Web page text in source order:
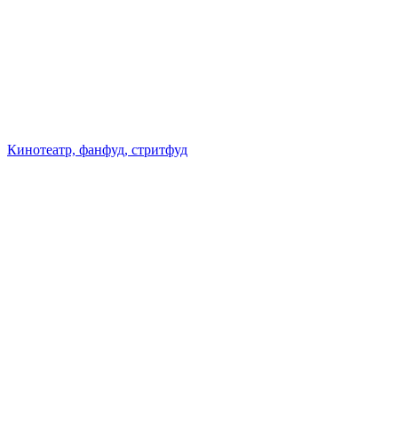
Кинотеатр, фанфуд, стритфуд